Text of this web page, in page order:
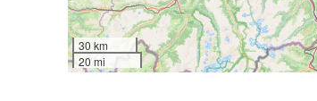
30 km
20 mi